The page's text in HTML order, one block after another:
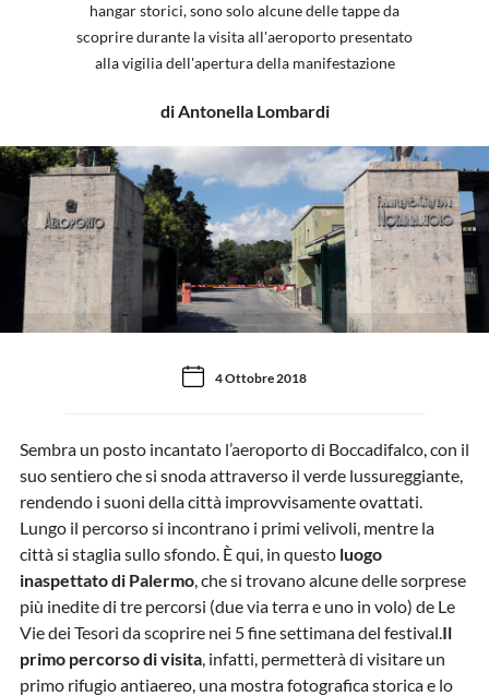
hangar storici, sono solo alcune delle tappe da
scoprire durante la visita all'aeroporto presentato
alla vigilia dell'apertura della manifestazione
di Antonella Lombardi
4 Ottobre 2018
Sembra un posto incantato l’aeroporto di Boccadifalco, con il
suo sentiero che si snoda attraverso il verde lussureggiante,
rendendo i suoni della città improvvisamente ovattati.
Lungo il percorso si incontrano i primi velivoli, mentre la
città si staglia sullo sfondo. È qui, in questoluogo
inaspettato di Palermo, che si trovano alcune delle sorprese
più inedite di tre percorsi (due via terra e uno in volo) de Le
Vie dei Tesori da scoprire nei 5 fine settimana del festival.Il
primopercorso di visita, infatti, permetterà di visitare un
primo rifugio antiaereo, una mostra fotografica storica e lo